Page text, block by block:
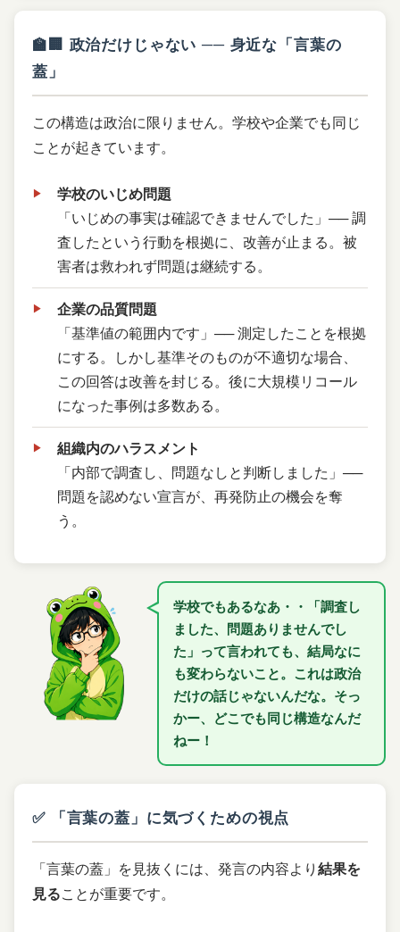
🏫🏢 政治だけじゃない ── 身近な「言葉の
蓋」
この構造は政治に限りません。学校や企業でも同じ
ことが起きています。
学校のいじめ問題
「いじめの事実は確認できませんでした」── 調
査したという行動を根拠に、改善が止まる。被
害者は救われず問題は継続する。
企業の品質問題
「基準値の範囲内です」── 測定したことを根拠
にする。しかし基準そのものが不適切な場合、
この回答は改善を封じる。後に大規模リコール
になった事例は多数ある。
組織内のハラスメント
「内部で調査し、問題なしと判断しました」──
問題を認めない宣言が、再発防止の機会を奪
う。
学校でもあるなあ・・「調査し
ました、問題ありませんでし
た」って言われても、結局なに
も変わらないこと。これは政治
だけの話じゃないんだな。そっ
かー、どこでも同じ構造なんだ
ねー！
✅ 「言葉の蓋」に気づくための視点
「言葉の蓋」を見抜くには、発言の内容より 結果を
見ることが重要です。